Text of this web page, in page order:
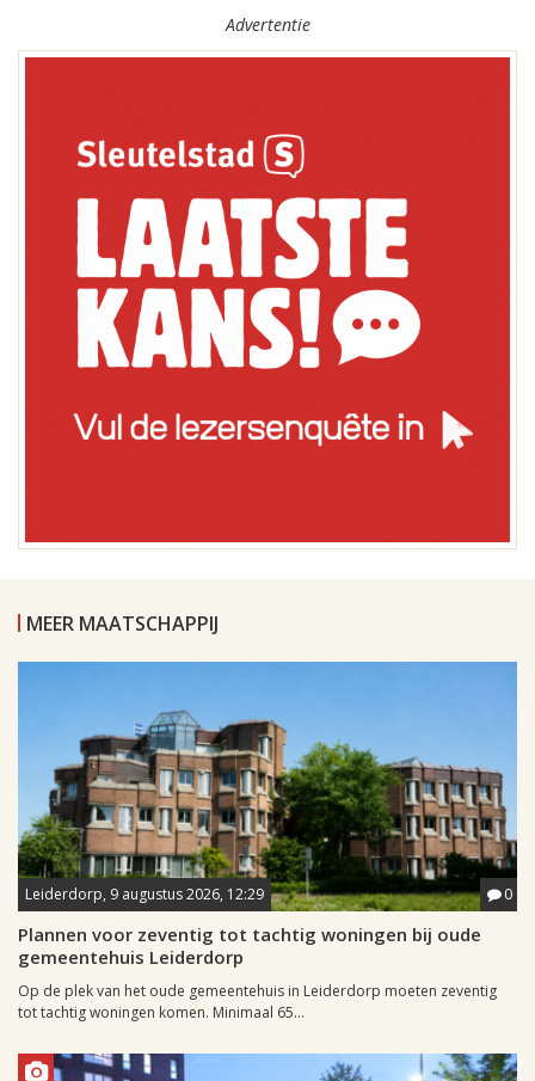
Advertentie
MEER MAATSCHAPPIJ
Leiderdorp, 9 augustus 2026, 12:29 0
Plannen voor zeventig tot tachtig woningen bij oude
gemeentehuis Leiderdorp
Op de plek van het oude gemeentehuis in Leiderdorp moeten zeventig
tot tachtig woningen komen. Minimaal 65...